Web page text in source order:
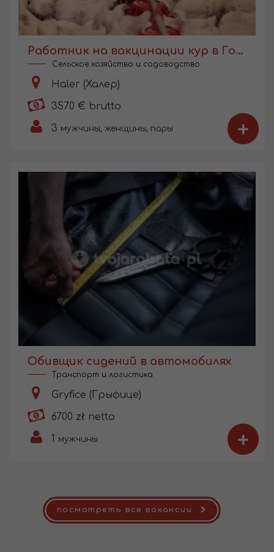
Работник на вакцинации кур в Голландии
Сельское хозяйство и садоводство
Haler (Халер)
3570 € brutto
3 мужчины, женщины, пары +
Обивщик сидений в автомобилях
Транспорт и логистика
Gryfice (Грыфице)
6700 zł netto
1 мужчины +
посмотреть все вакансии